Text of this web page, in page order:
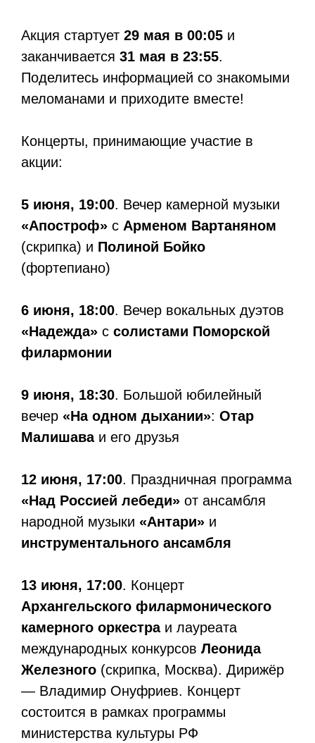
Акция стартует 29 мая в 00:05 и
заканчивается 31 мая в 23:55.
Поделитесь информацией со знакомыми
меломанами и приходите вместе!
Концерты, принимающие участие в
акции:
5 июня, 19:00. Вечер камерной музыки
«Апостроф» с Арменом Вартаняном
(скрипка) и Полиной Бойко
(фортепиано)
6 июня, 18:00. Вечер вокальных дуэтов
«Надежда» с солистами Поморской
филармонии
9 июня, 18:30. Большой юбилейный
вечер «На одном дыхании»: Отар
Малишаваи его друзья
12 июня, 17:00. Праздничная программа
«Над Россией лебеди» от ансамбля
народной музыки «Антари» и
инструментального ансамбля
13 июня, 17:00. Концерт
Архангельского филармонического
камерного оркестра и лауреата
международных конкурсов Леонида
Железного (скрипка, Москва). Дирижёр
— Владимир Онуфриев. Концерт
состоится в рамках программы
министерства культуры РФ